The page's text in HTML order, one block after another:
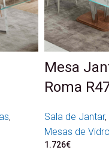
,
Mesa
Roma
Sala de Jantar,
Mesas de Vidro
1.726€